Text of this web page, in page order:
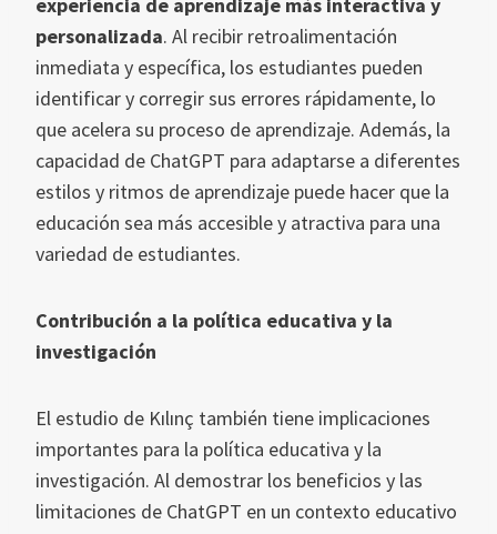
experiencia de aprendizaje más interactiva y
personalizada. Al recibir retroalimentación
inmediata y específica, los estudiantes pueden
identificar y corregir sus errores rápidamente, lo
que acelera su proceso de aprendizaje. Además, la
capacidad de ChatGPT para adaptarse a diferentes
estilos y ritmos de aprendizaje puede hacer que la
educación sea más accesible y atractiva para una
variedad de estudiantes.
Contribución a la política educativa y la
investigación
El estudio de Kılınç también tiene implicaciones
importantes para la política educativa y la
investigación. Al demostrar los beneficios y las
limitaciones de ChatGPT en un contexto educativo